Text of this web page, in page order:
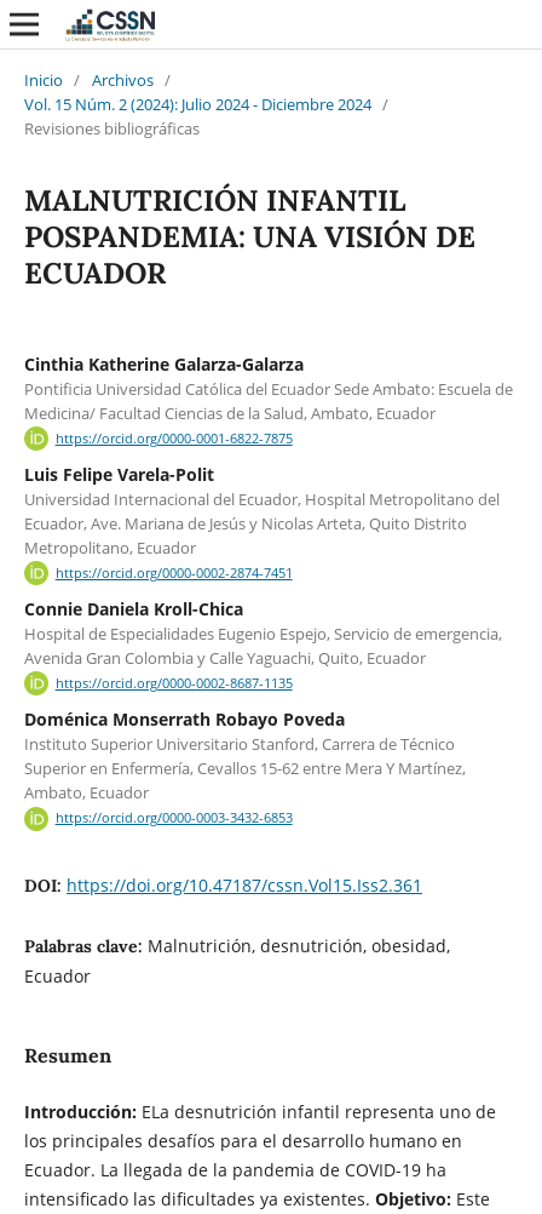
Inicio / Archivos /
Vol. 15 Núm. 2 (2024): Julio 2024 - Diciembre 2024 /
Revisiones bibliográficas
MALNUTRICIÓN INFANTIL
POSPANDEMIA: UNA VISIÓN DE
ECUADOR
Cinthia Katherine Galarza-Galarza
Pontificia Universidad Católica del Ecuador Sede Ambato: Escuela de
Medicina/ Facultad Ciencias de la Salud, Ambato, Ecuador
https://orcid.org/0000-0001-6822-7875
Luis Felipe Varela-Polit
Universidad Internacional del Ecuador, Hospital Metropolitano del
Ecuador, Ave. Mariana de Jesús y Nicolas Arteta, Quito Distrito
Metropolitano, Ecuador
https://orcid.org/0000-0002-2874-7451
Connie Daniela Kroll-Chica
Hospital de Especialidades Eugenio Espejo, Servicio de emergencia,
Avenida Gran Colombia y Calle Yaguachi, Quito, Ecuador
https://orcid.org/0000-0002-8687-1135
Doménica Monserrath Robayo Poveda
Instituto Superior Universitario Stanford, Carrera de Técnico
Superior en Enfermería, Cevallos 15-62 entre Mera Y Martínez,
Ambato, Ecuador
https://orcid.org/0000-0003-3432-6853
DOI: https://doi.org/10.47187/cssn.Vol15.Iss2.361
Palabras clave: Malnutrición, desnutrición, obesidad,
Ecuador
Resumen
Introducción:ELa desnutrición infantil representa uno de
los principales desafíos para el desarrollo humano en
Ecuador. La llegada de la pandemia de COVID-19 ha
intensificado las dificultades ya existentes. Objetivo:Este